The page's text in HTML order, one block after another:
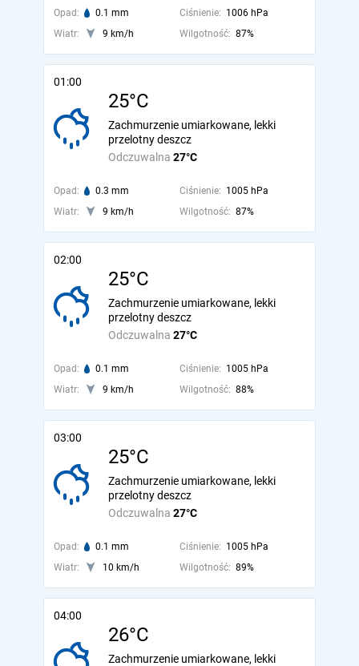
Opad: 0.1 mm Ciśnienie: 1006 hPa
Wiatr:
9 km/h Wilgotność: 87%
01:00
25°C
Odczuwalna 27°C
Zachmurzenie umiarkowane, lekki
przelotny deszcz
Opad: 0.3 mm Ciśnienie: 1005 hPa
Wiatr:
9 km/h Wilgotność: 87%
02:00
25°C
Odczuwalna 27°C
Zachmurzenie umiarkowane, lekki
przelotny deszcz
Opad: 0.1 mm Ciśnienie: 1005 hPa
Wiatr:
9 km/h Wilgotność: 88%
03:00
25°C
Odczuwalna 27°C
Zachmurzenie umiarkowane, lekki
przelotny deszcz
Opad: 0.1 mm Ciśnienie: 1005 hPa
Wiatr:
10 km/h Wilgotność: 89%
04:00
26°C
Zachmurzenie umiarkowane, lekki